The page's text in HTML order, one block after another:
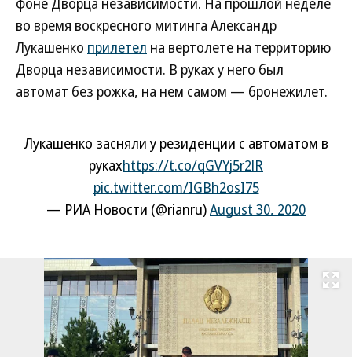
во время воскресного митинга Александр
Лукашенко прилетел на вертолете на территорию
Дворца независимости. В руках у него был
автомат без рожка, на нем самом — бронежилет.
Лукашенко засняли у резиденции с автоматом в
рукахhttps://t.co/qGVYj5r2lR
pic.twitter.com/IGBh2osI75
— РИА Новости (@rianru)August 30, 2020
Развернуть